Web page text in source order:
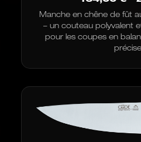
Manche en chêne de fût
– un couteau polyvalent
pour les coupes en